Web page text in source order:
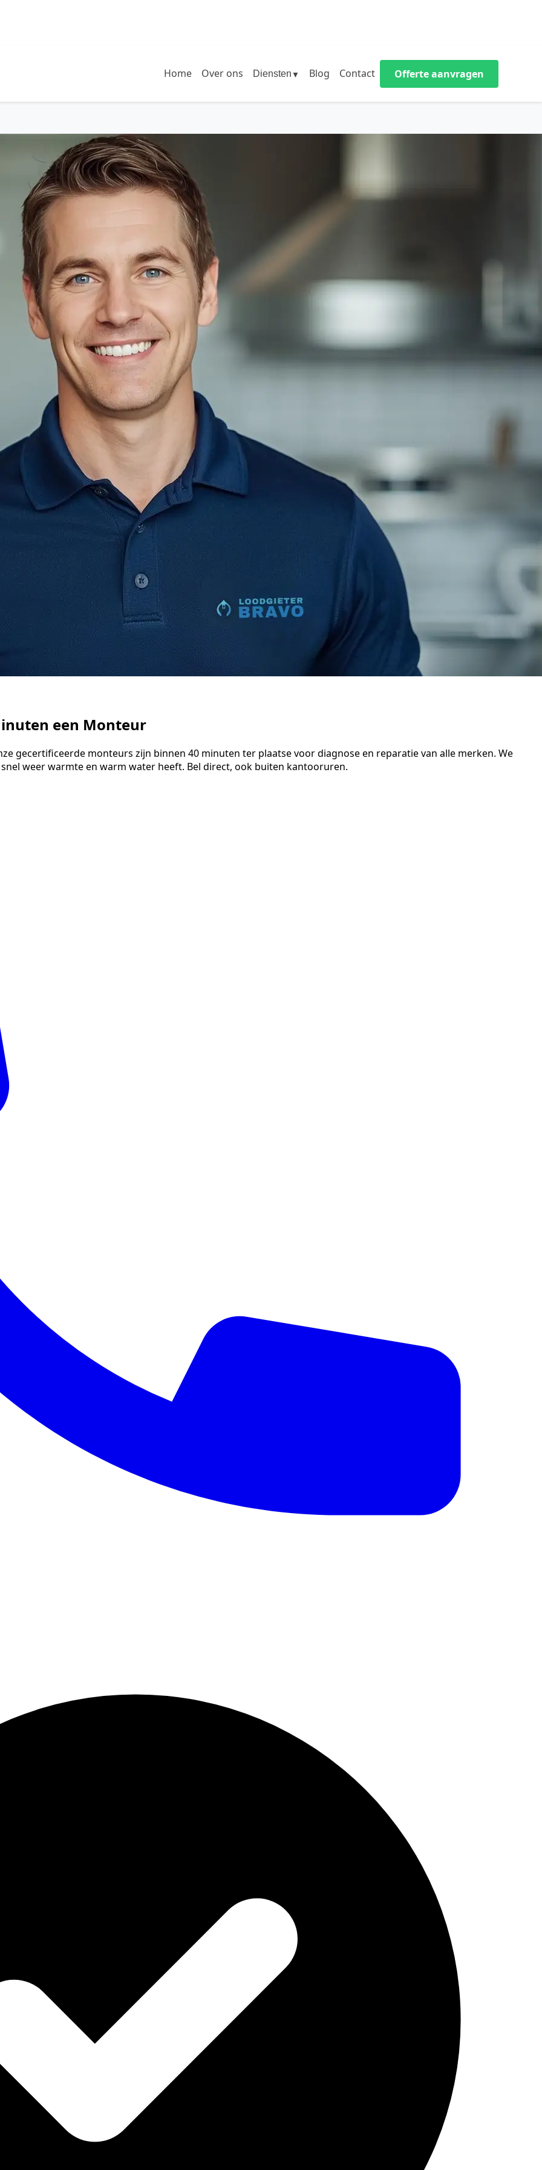
Home Over ons Diensten ▼ Blog Contact Offerte aanvragen
een Monteur
gecertificeerde monteurs zijn binnen 40 minuten ter plaatse voor diagnose en reparatie van alle merken. We
weer warmte en warm water heeft. Bel direct, ook buiten kantooruren.